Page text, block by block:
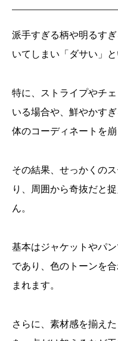
派手すぎる柄や明るす
いてしまい「ダサい」
特に、ストライプやチ
いる場合や、鮮やかす
体のコーディネートを
その結果、せっかくの
り、周囲から奇抜だと
ん。
基本はジャケットやパ
であり、色のトーンを
まれます。
さらに、素材感を揃え